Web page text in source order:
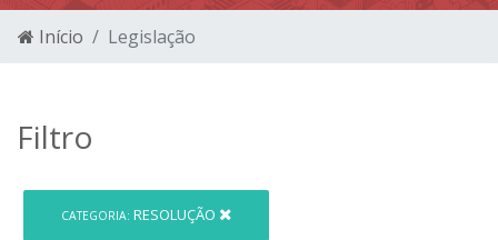
Início Legislação
Filtro
CATEGORIA: RESOLUÇÃO